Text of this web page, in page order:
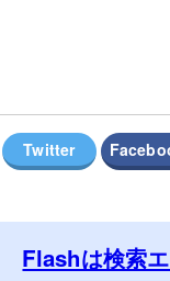
Flashは検索